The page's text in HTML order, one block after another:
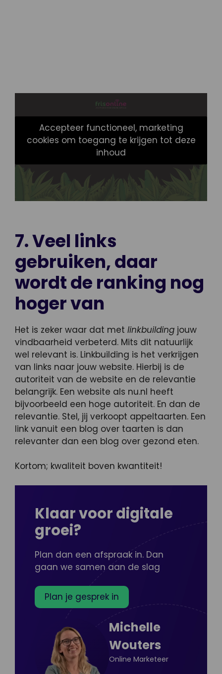
Accepteer functioneel, marketing
cookies om toegang te krijgen tot deze
inhoud
7. Veel links
gebruiken, daar
wordt de ranking nog
hoger van
Het is zeker waar dat met linkbuilding jouw
vindbaarheid verbeterd. Mits dit natuurlijk
wel relevant is. Linkbuilding is het verkrijgen
van links naar jouw website. Hierbij is de
autoriteit van de website en de relevantie
belangrijk. Een website als nu.nl heeft
bijvoorbeeld een hoge autoriteit. En dan de
relevantie. Stel, jij verkoopt appeltaarten. Een
link vanuit een blog over taarten is dan
relevanter dan een blog over gezond eten.
Kortom; kwaliteit boven kwantiteit!
Klaar voor digitale
groei?
Plan dan een afspraak in. Dan
gaan we samen aan de slag
Plan je gesprek in
Michelle
Wouters
Online Marketeer